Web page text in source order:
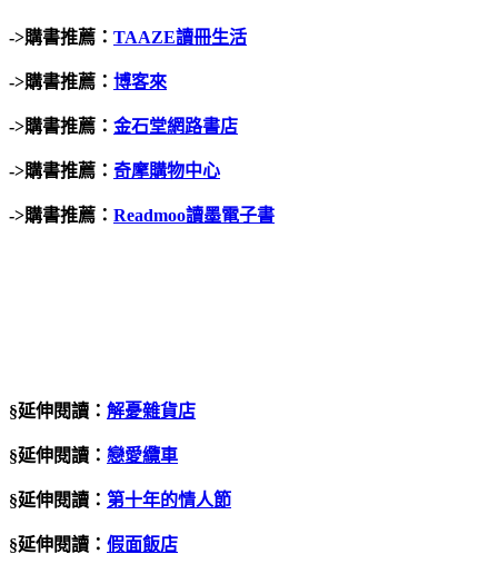
->購書推薦： TAAZE讀冊生活
->購書推薦： 博客來
->購書推薦： 金石堂網路書店
->購書推薦： 奇摩購物中心
->購書推薦： Readmoo讀墨電子書
§延伸閱讀： 解憂雜貨店
§延伸閱讀： 戀愛纜車
§延伸閱讀： 第十年的情人節
§延伸閱讀： 假面飯店